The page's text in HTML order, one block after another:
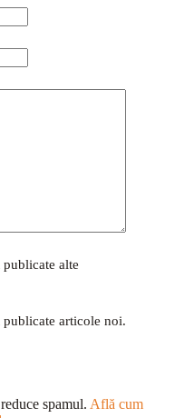
alte
articole noi.
spamul. Află cum